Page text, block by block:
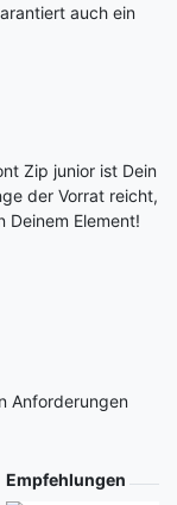
auch ein
Zip junior ist Dein
der Vorrat reicht,
Deinem Element!
Anforderungen
Empfehlungen